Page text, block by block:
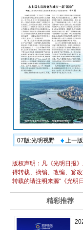
07版:光明视野 上一版